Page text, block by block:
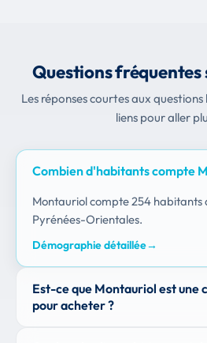
Questions
Les réponses courtes aux questions
liens pour aller
Combien d'habitants compte
Montauriol compte 254
Pyrénées-Orientales.
Démographie détaillée→
Est-ce que Montauriol est une
pour acheter ?